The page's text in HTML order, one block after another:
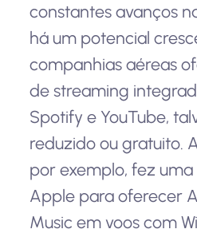
constantes avanços
há um potencial
companhias aéreas
de streaming
Spotify e YouTube,
reduzido ou gratuito.
por exemplo, fez
Apple para oferecer
Music em voos com